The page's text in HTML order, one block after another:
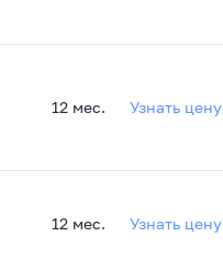
12 мес. Узнать цену
12 мес. Узнать цену